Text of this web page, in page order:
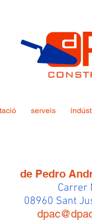
serveis
de Pedro
Carrer
08960 Sant